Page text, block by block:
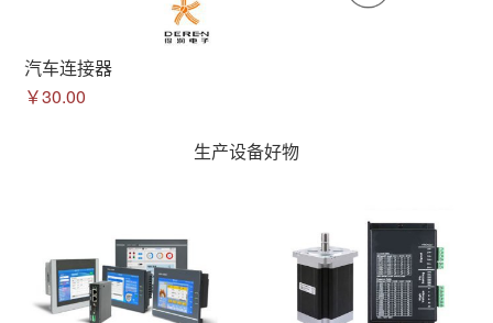
汽车连接器
￥30.00
生产设备好物